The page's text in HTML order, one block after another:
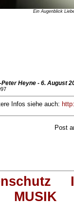
Ein Augenblick
Peter Heyne - 6. August
Infos siehe auch:
Post
MUSIK